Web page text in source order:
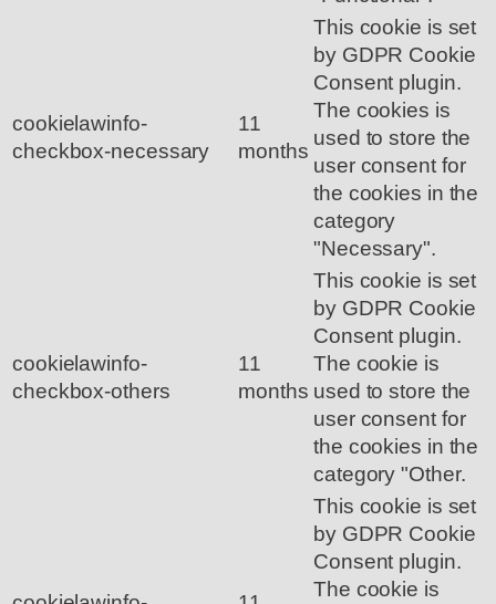
cookielawinfo-
checkbox-necessary
11
months
This cookie is set
by GDPR Cookie
Consent plugin.
The cookies is
used to store the
user consent for
the cookies in the
category
"Necessary".
cookielawinfo-
checkbox-others
11
months
This cookie is set
by GDPR Cookie
Consent plugin.
The cookie is
used to store the
user consent for
the cookies in the
category "Other.
This cookie is set
by GDPR Cookie
Consent plugin.
The cookie is